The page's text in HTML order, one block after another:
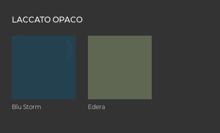
LACCATO OPACO
Blu Storm Edera